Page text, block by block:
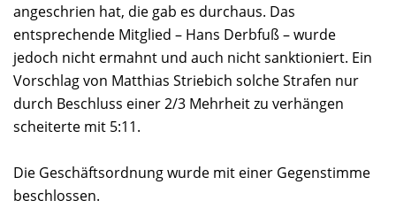
angeschrien hat, die gab es durchaus. Das
entsprechende Mitglied – Hans Derbfuß – wurde
jedoch nicht ermahnt und auch nicht sanktioniert. Ein
Vorschlag von Matthias Striebich solche Strafen nur
durch Beschluss einer 2/3 Mehrheit zu verhängen
scheiterte mit 5:11.
Die Geschäftsordnung wurde mit einer Gegenstimme
beschlossen.